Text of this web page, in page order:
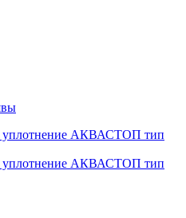
уплотнение АКВАСТОП тип
уплотнение АКВАСТОП тип